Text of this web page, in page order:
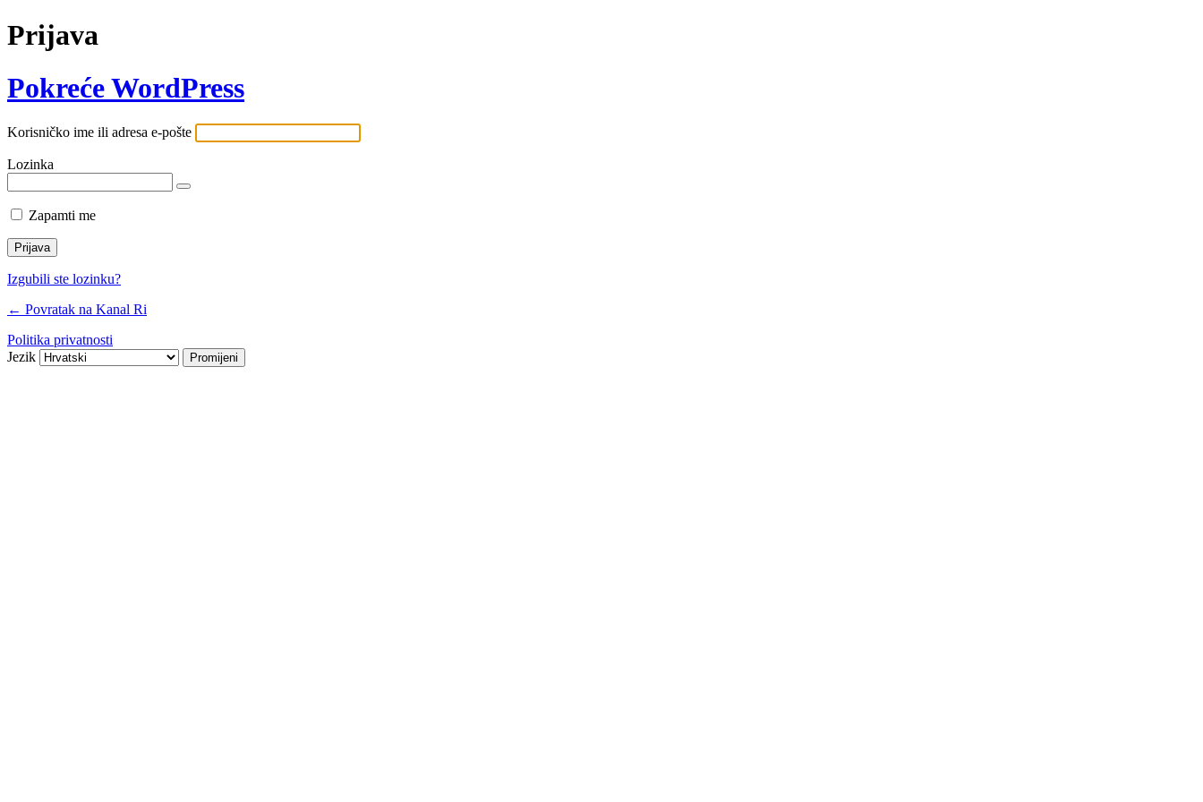
Prijava
Pokreće WordPress
Korisničko ime ili adresa e-pošte
Lozinka
Zapamti me
Izgubili ste lozinku?
← Povratak na Kanal Ri
Politika privatnosti
Jezik